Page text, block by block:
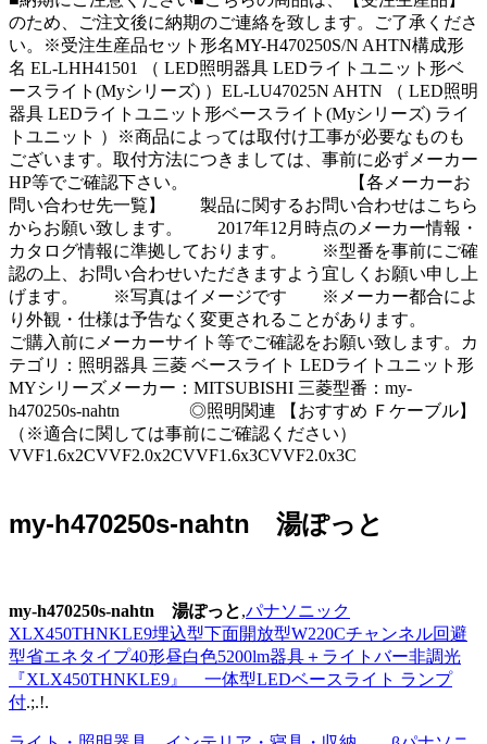
のため、ご注文後に納期のご連絡を致します。ご了承くださ
い。※受注生産品セット形名MY-H470250S/N AHTN構成形
名 EL-LHH41501 （ LED照明器具 LEDライトユニット形ベ
ースライト(Myシリーズ) ）EL-LU47025N AHTN （ LED照明
器具 LEDライトユニット形ベースライト(Myシリーズ) ライ
トユニット ）※商品によっては取付け工事が必要なものも
ございます。取付方法につきましては、事前に必ずメーカー
HP等でご確認下さい。 【各メーカーお
問い合わせ先一覧】 製品に関するお問い合わせはこちら
からお願い致します。 2017年12月時点のメーカー情報・
カタログ情報に準拠しております。 ※型番を事前にご確
認の上、お問い合わせいただきますよう宜しくお願い申し上
げます。 ※写真はイメージです ※メーカー都合によ
り外観・仕様は予告なく変更されることがあります。
ご購入前にメーカーサイト等でご確認をお願い致します。カ
テゴリ：照明器具 三菱 ベースライト LEDライトユニット形
MYシリーズメーカー：MITSUBISHI 三菱型番：my-
h470250s-nahtn ◎照明関連 【おすすめ Ｆケーブル】
（※適合に関しては事前にご確認ください）
VVF1.6x2CVVF2.0x2CVVF1.6x3CVVF2.0x3C
my-h470250s-nahtn 湯ぽっと
my-h470250s-nahtn 湯ぽっと,パナソニック
XLX450THNKLE9埋込型下面開放型W220Cチャンネル回避
型省エネタイプ40形昼白色5200lm器具＋ライトバー非調光
『XLX450THNKLE9』 一体型LEDベースライト ランプ
付.;.!.